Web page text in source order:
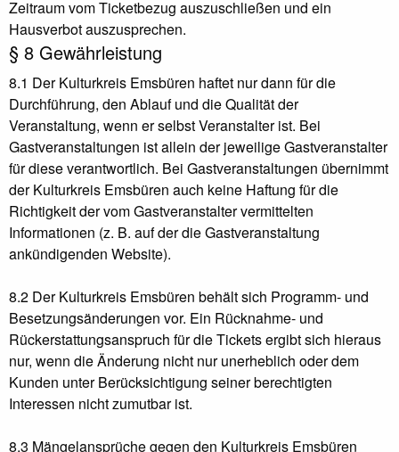
Zeitraum vom Ticketbezug auszuschließen und ein
Hausverbot auszusprechen.
§ 8 Gewährleistung
8.1 Der Kulturkreis Emsbüren haftet nur dann für die
Durchführung, den Ablauf und die Qualität der
Veranstaltung, wenn er selbst Veranstalter ist. Bei
Gastveranstaltungen ist allein der jeweilige Gastveranstalter
für diese verantwortlich. Bei Gastveranstaltungen übernimmt
der Kulturkreis Emsbüren auch keine Haftung für die
Richtigkeit der vom Gastveranstalter vermittelten
Informationen (z. B. auf der die Gastveranstaltung
ankündigenden Website).
8.2 Der Kulturkreis Emsbüren behält sich Programm- und
Besetzungsänderungen vor. Ein Rücknahme- und
Rückerstattungsanspruch für die Tickets ergibt sich hieraus
nur, wenn die Änderung nicht nur unerheblich oder dem
Kunden unter Berücksichtigung seiner berechtigten
Interessen nicht zumutbar ist.
8.3 Mängelansprüche gegen den Kulturkreis Emsbüren